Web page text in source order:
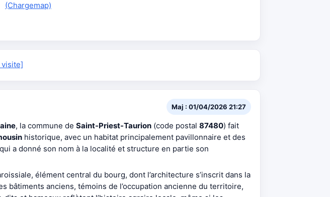
(Chargemap)
Maj : 01/04/2026 21:27
, la commune de Saint-Priest-Taurion (code postal 87480) fait
historique, avec un habitat principalement pavillonnaire et des
qui a donné son nom à la localité et structure en partie son
élément central du bourg, dont l’architecture s’inscrit dans la
bâtiments anciens, témoins de l’occupation ancienne du territoire,